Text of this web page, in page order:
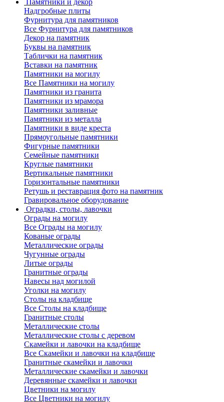
Памятники и декор
Надгробные плиты
Фурнитура для памятников
Все Фурнитура для памятников
Декор на памятник
Буквы на памятник
Таблички на памятник
Вставки на памятник
Памятники на могилу
Все Памятники на могилу
Памятники из гранита
Памятники из мрамора
Памятники заливные
Памятники из металла
Памятники в виде креста
Прямоугольные памятники
Фигурные памятники
Семейные памятники
Круглые памятники
Вертикальные памятники
Горизонтальные памятники
Ретушь и реставрация фото на памятник
Гравировальное оборудование
Оградки, столы, лавочки
Ограды на могилу
Все Ограды на могилу
Кованые ограды
Металлические ограды
Чугунные ограды
Литые ограды
Гранитные ограды
Навесы над могилой
Уголки на могилу
Столы на кладбище
Все Столы на кладбище
Гранитные столы
Металлические столы
Металлические столы с деревом
Скамейки и лавочки на кладбище
Все Скамейки и лавочки на кладбище
Гранитные скамейки и лавочки
Металлические скамейки и лавочки
Деревянные скамейки и лавочки
Цветники на могилу
Все Цветники на могилу